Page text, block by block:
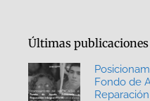
Últimas publicaciones
Fondo de